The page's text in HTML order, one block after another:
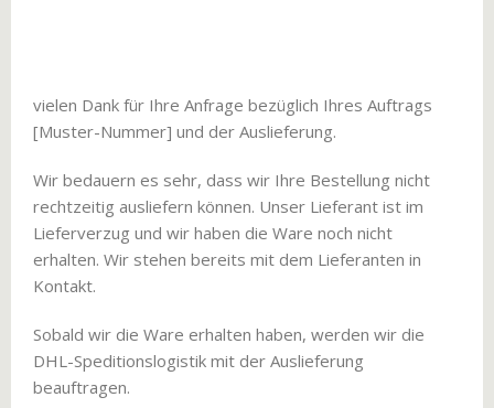
vielen Dank für Ihre Anfrage bezüglich Ihres Auftrags
[Muster-Nummer] und der Auslieferung.
Wir bedauern es sehr, dass wir Ihre Bestellung nicht
rechtzeitig ausliefern können. Unser Lieferant ist im
Lieferverzug und wir haben die Ware noch nicht
erhalten. Wir stehen bereits mit dem Lieferanten in
Kontakt.
Sobald wir die Ware erhalten haben, werden wir die
DHL-Speditionslogistik mit der Auslieferung
beauftragen.